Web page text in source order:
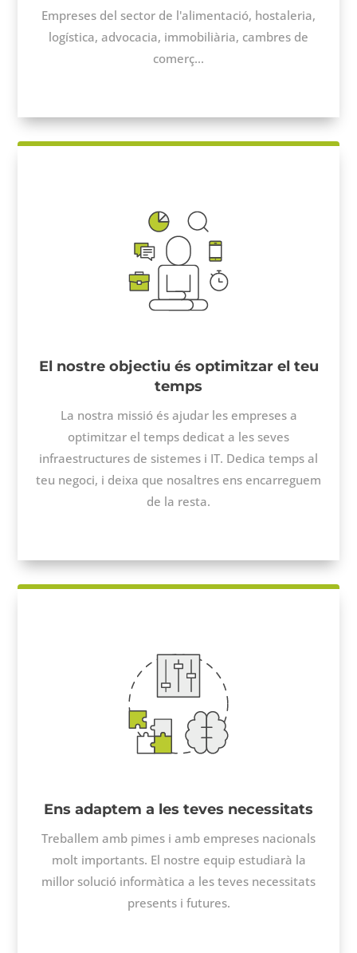
Empreses del sector de l'alimentació, hostaleria,
logística, advocacia, immobiliària, cambres de
comerç...
El nostre objectiu és optimitzar el teu
temps
La nostra missió és ajudar les empreses a
optimitzar el temps dedicat a les seves
infraestructures de sistemes i IT. Dedica temps al
teu negoci, i deixa que nosaltres ens encarreguem
de la resta.
Ens adaptem a les teves necessitats
Treballem amb pimes i amb empreses nacionals
molt importants. El nostre equip estudiarà la
millor solució informàtica a les teves necessitats
presents i futures.